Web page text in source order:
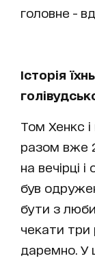
головне -
Історія
Том Хенкс
разом вже
на вечірці
був
бути з
чекати три
даремно. У